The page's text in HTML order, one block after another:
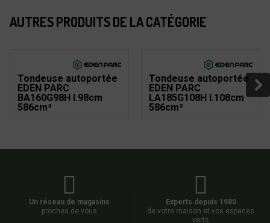
AUTRES PRODUITS DE LA CATÉGORIE
Tondeuse autoportée
EDEN PARC
BA160G98H l.98cm
586cm³
Tondeuse autoportée
EDEN PARC
LA185G108H l.108cm
586cm³
Un réseau de magasins
proches de vous
Experts depuis 1980
de votre maison et vos espaces
verts